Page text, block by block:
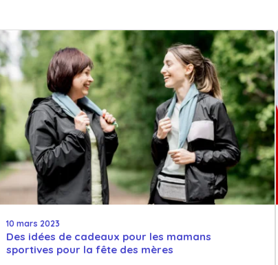
10 mars 2023
Des idées de cadeaux pour les mamans
sportives pour la fête des mères